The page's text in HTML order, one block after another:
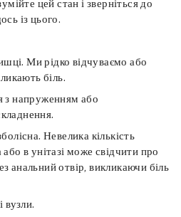
цей стан і зверніться до
із цього.
Ми рідко відчуваємо або
біль.
напруженням або
Невелика кількість
в унітазі може свідчити про
анальний отвір, викликаючи біль
вузли.